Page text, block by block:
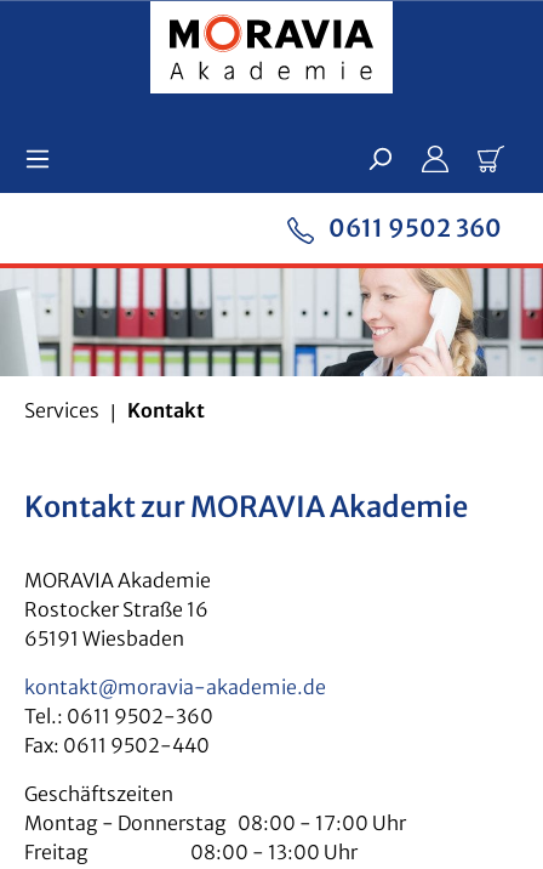
Zum Hauptinhalt springen
0611 9502 360
Services Kontakt
Kontakt zur MORAVIA Akademie
MORAVIA Akademie
Rostocker Straße 16
65191 Wiesbaden
kontakt@moravia-akademie.de
Tel.: 0611 9502-360
Fax: 0611 9502-440
Geschäftszeiten
Montag - Donnerstag 08:00 - 17:00 Uhr
Freitag 08:00 - 13:00 Uhr